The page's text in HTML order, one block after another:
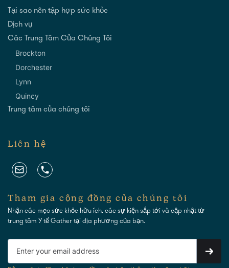
Tại sao nên tập hợp sức khỏe
Dịch vụ
Các Trung Tâm Của Chúng Tôi
Brockton
Dorchester
Lynn
Quincy
Trung tâm của chúng tôi
Liên hệ
Tham gia cộng đồng của chúng tôi
Nhận các mẹo sức khỏe hữu ích, các sự kiện sắp tới và cập nhật từ
trung tâm Y tế Gather tại địa phương của bạn.